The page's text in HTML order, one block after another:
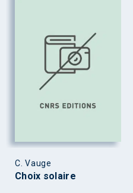
C. Vauge
Choix solaire